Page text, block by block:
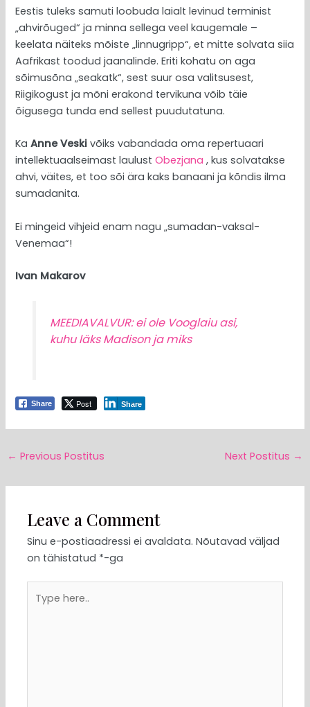
Eestis tuleks samuti loobuda laialt levinud terminist
„ahvirõuged“ ja minna sellega veel kaugemale –
keelata näiteks mõiste „linnugripp“, et mitte solvata siia
Aafrikast toodud jaanalinde. Eriti kohatu on aga
sõimusõna „seakatk“, sest suur osa valitsusest,
Riigikogust ja mõni erakond tervikuna võib täie
õigusega tunda end sellest puudutatuna.
KaAnne Veski võiks vabandada oma repertuaari
intellektuaalseimast laulustObezjana , kus solvatakse
ahvi, väites, et too sõi ära kaks banaani ja kõndis ilma
sumadanita.
Ei mingeid vihjeid enam nagu „sumadan-vaksal-
Venemaa“!
Ivan Makarov
MEEDIAVALVUR: ei ole Vooglaiu asi,
kuhu läks Madison ja miks
Share Post Share
← Previous Postitus Next Postitus →
Leave a Comment
Sinu e-postiaadressi ei avaldata. Nõutavad väljad
on tähistatud *-ga
here..